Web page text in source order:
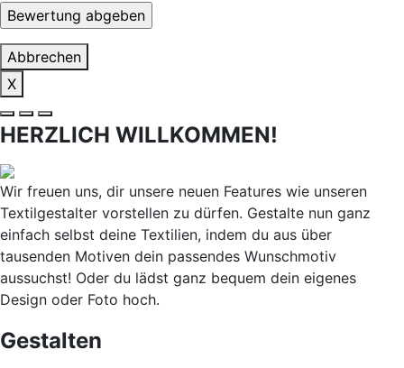
Abbrechen
X
HERZLICH WILLKOMMEN!
Wir freuen uns, dir unsere neuen Features wie unseren
Textilgestalter vorstellen zu dürfen. Gestalte nun ganz
einfach selbst deine Textilien, indem du aus über
tausenden Motiven dein passendes Wunschmotiv
aussuchst! Oder du lädst ganz bequem dein eigenes
Design oder Foto hoch.
Gestalten